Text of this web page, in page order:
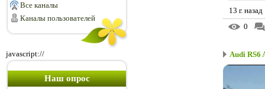
Все каналы
Каналы пользователей
javascript://
Наш опрос
13 г. назад
0
Audi RS6